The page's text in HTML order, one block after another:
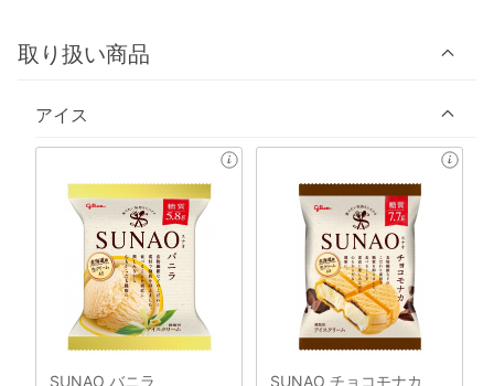
取り扱い商品
アイス
SUNAO バニラ SUNAO チョコモナカ